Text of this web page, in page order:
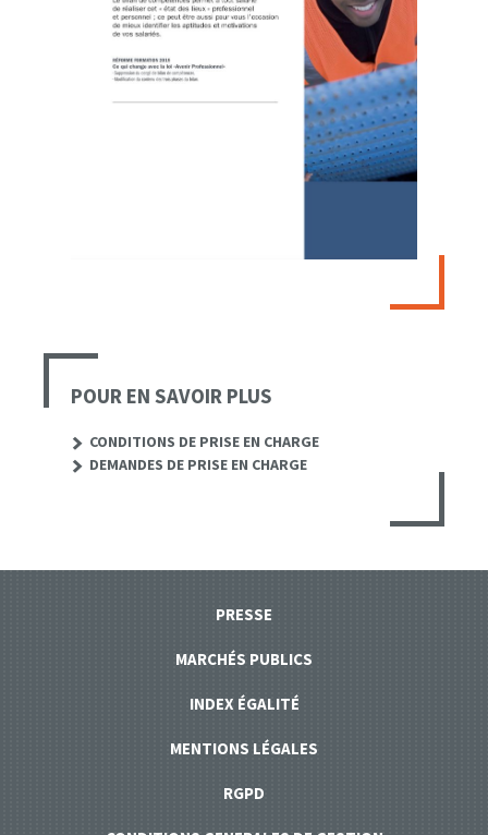
POUR EN SAVOIR PLUS
CONDITIONS DE PRISE EN CHARGE
DEMANDES DE PRISE EN CHARGE
PRESSE
MARCHÉS PUBLICS
INDEX ÉGALITÉ
MENTIONS LÉGALES
RGPD